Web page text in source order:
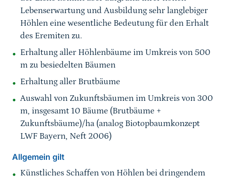
Lebenserwartung und Ausbildung sehr langlebiger
Höhlen eine wesentliche Bedeutung für den Erhalt
des Eremiten zu.
Erhaltung aller Höhlenbäume im Umkreis von 500
m zu besiedelten Bäumen
Erhaltung aller Brutbäume
Auswahl von Zukunftsbäumen im Umkreis von 300
m, insgesamt 10 Bäume (Brutbäume +
Zukunftsbäume)/ha (analog Biotopbaumkonzept
LWF Bayern, Neft 2006)
Allgemein gilt
Künstliches Schaffen von Höhlen bei dringendem